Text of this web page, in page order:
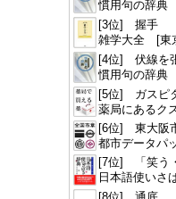
慣用句の辞典
[3位] 握手
雑学大全 [東
[4位] 伏線を
慣用句の辞典
[5位] ガスピ
薬局にあるク
[6位] 東大阪
都市データパ
[7位] 「笑う
日本語使いさ